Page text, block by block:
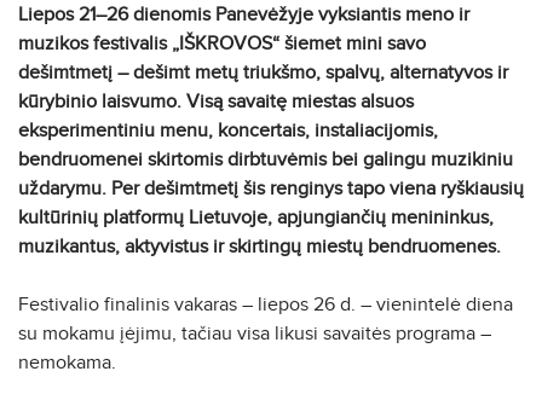
Liepos 21–26 dienomis Panevėžyje vyksiantis meno ir
muzikos festivalis „IŠKROVOS“ šiemet mini savo
dešimtmetį – dešimt metų triukšmo, spalvų, alternatyvos ir
kūrybinio laisvumo. Visą savaitę miestas alsuos
eksperimentiniu menu, koncertais, instaliacijomis,
bendruomenei skirtomis dirbtuvėmis bei galingu muzikiniu
uždarymu. Per dešimtmetį šis renginys tapo viena ryškiausių
kultūrinių platformų Lietuvoje, apjungiančių menininkus,
muzikantus, aktyvistus ir skirtingų miestų bendruomenes.
Festivalio finalinis vakaras – liepos 26 d. – vienintelė diena
su mokamu įėjimu, tačiau visa likusi savaitės programa –
nemokama.